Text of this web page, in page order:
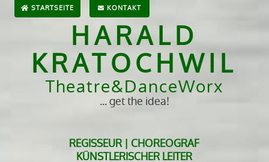
STARTSEITE KONTAKT
HARALD
KRATOCHWIL
Theatre&DanceWorx
... get the idea!
REGISSEUR | CHOREOGRAF
KÜNSTLERISCHER LEITER